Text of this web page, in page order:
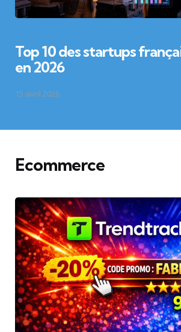
Top 10 des startups
en 2026
15 avril 2026
Ecommerce